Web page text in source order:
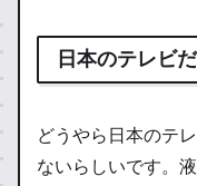
日本のテレビ
どうやら日本のテ
ないらしいです。